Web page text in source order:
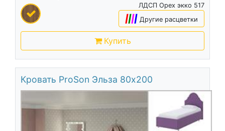
ЛДСП Орех экко 517
|||| Другие расцветки
Купить
Кровать ProSon Эльза 80х200